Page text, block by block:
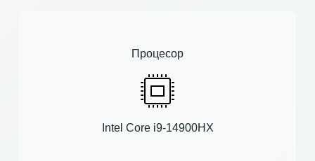
Процесор
Intel Core i9-14900HX